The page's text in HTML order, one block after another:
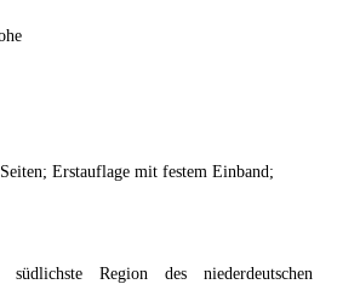
Erstauflage mit festem Einband;
Region des niederdeutschen